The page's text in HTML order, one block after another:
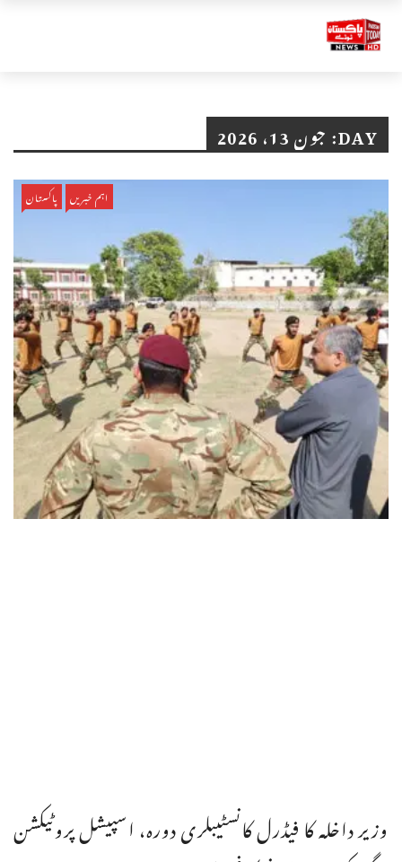
DAY: جون 13، 2026
اہم خبریں پاکستان
وزیر داخلہ کا فیڈرل کانسٹیبلری دورہ، اسپیشل پروٹیکشن